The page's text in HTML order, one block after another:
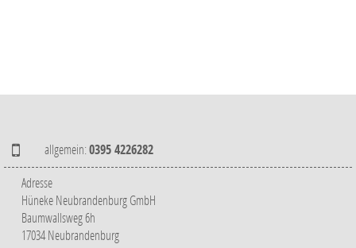
allgemein:0395 4226282
Adresse
Hüneke Neubrandenburg GmbH
Baumwallsweg 6h
17034 Neubrandenburg